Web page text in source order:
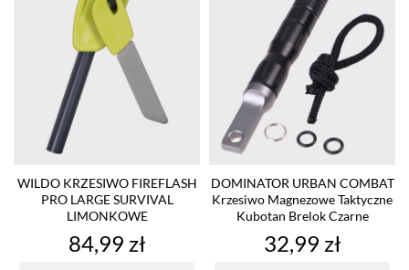
WILDO KRZESIWO FIREFLASH
PRO LARGE SURVIVAL
LIMONKOWE
Cena
84,99 zł
DOMINATOR URBAN COMBAT
Krzesiwo Magnezowe Taktyczne
Kubotan Brelok Czarne
Cena
32,99 zł